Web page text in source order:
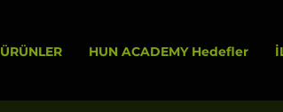
ÜRÜNLER HUN ACADEMY Hedefler